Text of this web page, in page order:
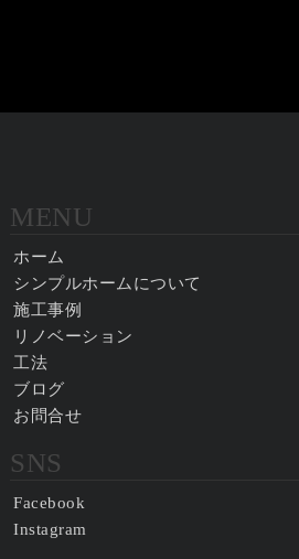
MENU
ホーム
シンプルホームについて
施工事例
リノベーション
工法
ブログ
お問合せ
SNS
Facebook
Instagram